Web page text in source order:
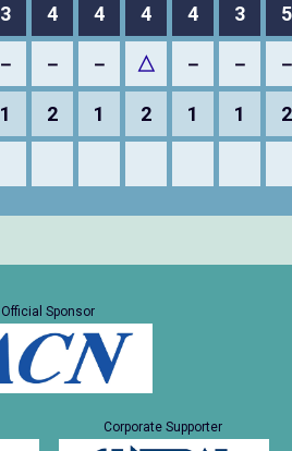
3 4 4 4 4 3 5
－ － － △ － －
1 2 1 2 1 1 2
Official Sponsor
Corporate Supporter